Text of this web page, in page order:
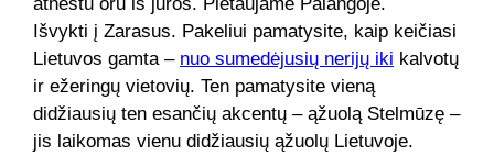
atneštu oru iš jūros. Pietaujame Palangoje.
Išvykti į Zarasus. Pakeliui pamatysite, kaip keičiasi
Lietuvos gamta – nuo sumedėjusių nerijų iki kalvotų
ir ežeringų vietovių. Ten pamatysite vieną
didžiausių ten esančių akcentų – ąžuolą Stelmūzę –
jis laikomas vienu didžiausių ąžuolų Lietuvoje.